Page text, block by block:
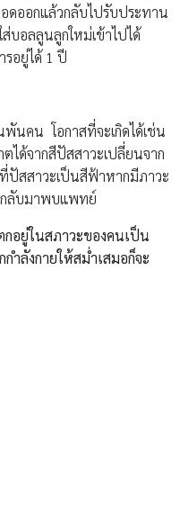
ดออกแล้วกลับไปรับประทาน
บอลลูนลูกใหม่เข้าไปได้
รอยู่ได้ 1 ปี
นคน โอกาสที่จะเกิดได้เช่น
ได้จากสีปัสสาวะเปลี่ยนจาก
ที่ปัสสาวะเป็นสีฟ้าหากมีภาวะ
กลับมาพบแพทย์
อยู่ในสภาวะของคนเป็น
ำลังกายให้สม่ำเสมอก็จะ